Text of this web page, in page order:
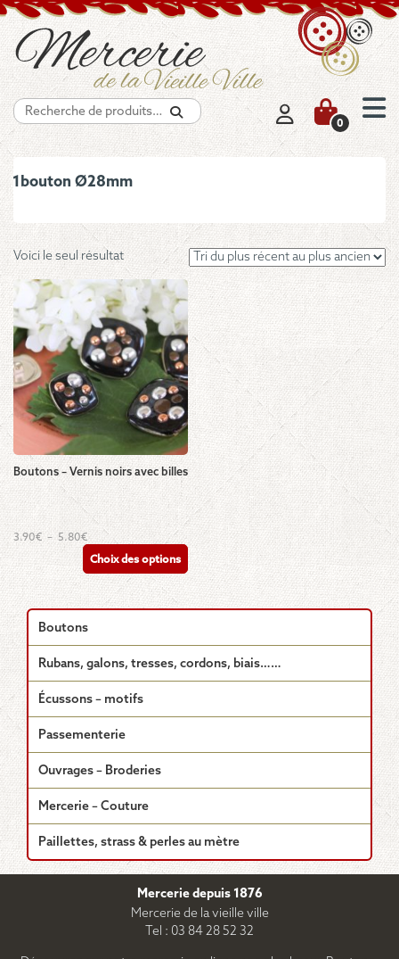
Recherche
0
1bouton Ø28mm
Voici le seul résultat
Boutons – Vernis noirs avec billes
3.90€ – 5.80€Plage
prix :
3.90€
5.80€
Choix des options
Ce
produit
plusieurs
variations.
Les
peuvent
choisies
la
du
Boutons
Rubans, galons, tresses, cordons, biais……
Écussons – motifs
Passementerie
Ouvrages – Broderies
Mercerie – Couture
Paillettes, strass & perles au mètre
Mercerie depuis 1876
Mercerie de la vieille ville
Tel : 03 84 28 52 32